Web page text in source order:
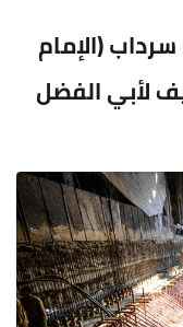
سرداب (الإمام
لأبي الفضل